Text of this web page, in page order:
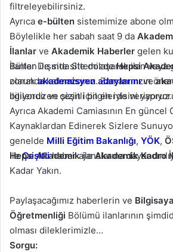
filtreleyebilirsiniz.
Ayrıca e-bülten sistemimize abone
Böylelikle her sabah saat 9 da
İlanlar ve Akademik Haberler gelen
Bülten ile site site dolaşarak ilan veya
zorunda kalmazsınız. Zamanınızın
biliyoruz ve sizin için en iyisini
İlanlar Dışında SitemizdeHepsi
olarakakademisyen adaylarınıve
ilgilendiren çeşitli bilgilerde veriyoruz.
Ayrıca Akademi Camiasının En
Kaynaklardan Edinerek Sizlere
genelde Milli Eğitim Bakanlığı, YÖK,
ileÇeşitlihaber ajanslarına
Hepsi AkademikileAkademik Kadro
Kadar Yakın.
Paylaşacağımız haberlerin ve
Öğretmenliği Bölümü ilanlarının
olması dileklerimizle…
Sorgu: